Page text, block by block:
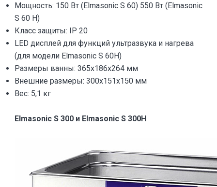
Мощность: 150 Вт (Elmasonic S 60) 550 Вт (Elmasonic
S 60 H)
Класс защиты: IP 20
LED дисплей для функций ультразвука и нагрева
(для модели Elmasonic S 60H)
Размеры ванны: 365x186x264 мм
Внешние размеры: 300x151x150 мм
Веc: 5,1 кг
Elmasonic S 300 и Elmasonic S 300H